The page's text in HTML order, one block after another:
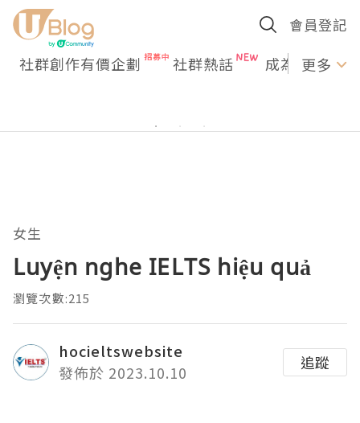
會員登記
社群創作有價企劃 社群熱話 成為U更多
女生
Luyện nghe IELTS hiệu quả
瀏覽次數:215
hocieltswebsite
發佈於 2023.10.10
追蹤